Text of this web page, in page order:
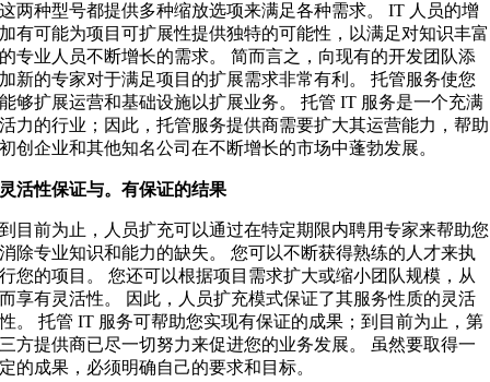
这两种型号都提供多种缩放选项来满足各种需求。 IT 人员的增
加有可能为项目可扩展性提供独特的可能性，以满足对知识丰富
的专业人员不断增长的需求。 简而言之，向现有的开发团队添
加新的专家对于满足项目的扩展需求非常有利。 托管服务使您
能够扩展运营和基础设施以扩展业务。 托管 IT 服务是一个充满
活力的行业；因此，托管服务提供商需要扩大其运营能力，帮助
初创企业和其他知名公司在不断增长的市场中蓬勃发展。
灵活性保证与。有保证的结果
到目前为止，人员扩充可以通过在特定期限内聘用专家来帮助您
消除专业知识和能力的缺失。 您可以不断获得熟练的人才来执
行您的项目。 您还可以根据项目需求扩大或缩小团队规模，从
而享有灵活性。 因此，人员扩充模式保证了其服务性质的灵活
性。 托管 IT 服务可帮助您实现有保证的成果；到目前为止，第
三方提供商已尽一切努力来促进您的业务发展。 虽然要取得一
定的成果，必须明确自己的要求和目标。